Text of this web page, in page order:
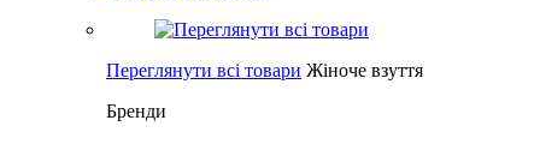
Переглянути всі товари Жіноче взуття
Бренди